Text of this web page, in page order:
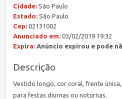
Cidade: São Paulo
Estado: São Paulo
Cep: 02131002
Anunciado em: 03/02/2019 19:32
Expira: Anúncio expirou e pode
Descrição
Vestido longo, cor coral, frente
para festas diurnas ou noturnas.